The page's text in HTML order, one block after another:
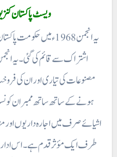
ویسٹ پاکستان
یہ انجمن 1968ء میں
اشتراک سے قائم کی گئی۔ یہ
مصنوعات کی تیاری اور ان کی
ہونے کے ساتھ ساتھ ممبران کو
اشیائے صرف میں اجارہ داریوں اور
طرف ایک مؤثر قدم ہے۔ اس